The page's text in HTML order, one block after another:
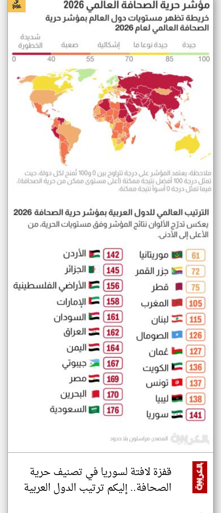
قفزة لافتة لسوريا في تصنيف حرية
الصحافة.. إليكم ترتيب الدول العربية